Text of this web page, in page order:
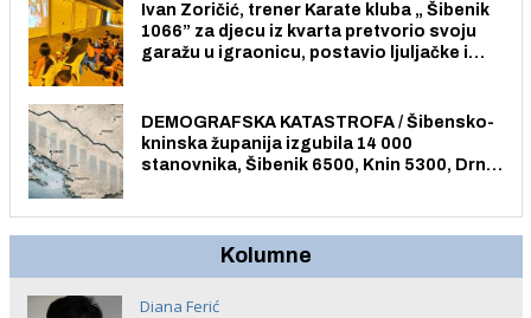
Ivan Zoričić, trener Karate kluba „ Šibenik
1066” za djecu iz kvarta pretvorio svoju
garažu u igraonicu, postavio ljuljačke i
DEMOGRAFSKA KATASTROFA / Šibensko-
kninska županija izgubila 14 000
stanovnika, Šibenik 6500, Knin 5300, Drniš
Kolumne
Diana Ferić